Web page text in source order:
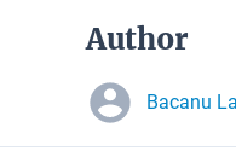
Author
Bacanu